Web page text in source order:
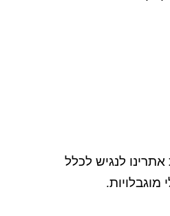
לנגיש לכלל
מוגבלויות.